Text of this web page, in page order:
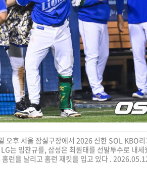
오후 서울 잠실구장에서 2026 신한 SOL KBO
는 임찬규를, 삼성은 최원태를 선발투수로 내
홈런을 날리고 홈런 재킷을 입고 있다 .